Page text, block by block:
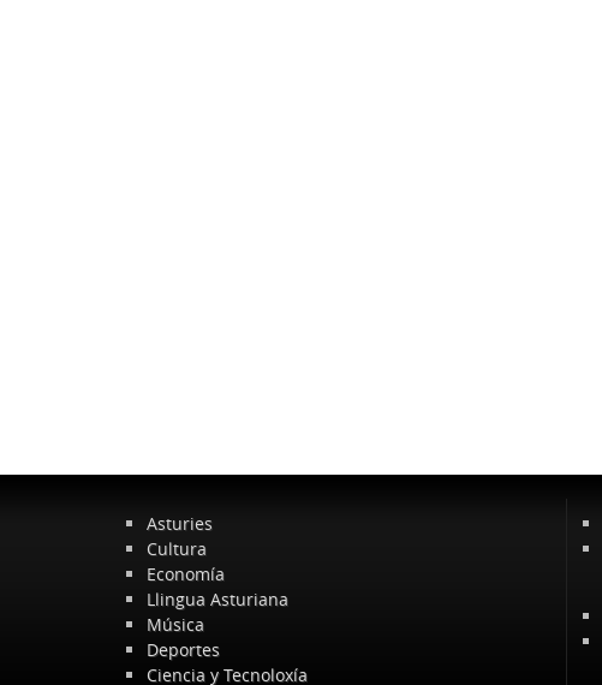
Asturies
Cultura
Economía
Llingua Asturiana
Música
Deportes
Ciencia y Tecnoloxía